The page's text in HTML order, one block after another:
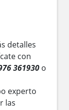
detalles
con
361930 o
experto
las